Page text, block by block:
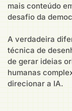
mais conteúdo
desafio da
A verdadeira
técnica de
de gerar ideias
humanas
direcionar a IA.